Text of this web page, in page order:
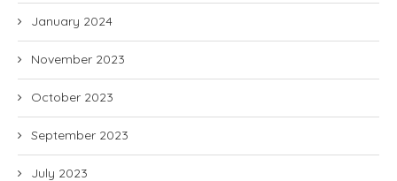
January 2024
November 2023
October 2023
September 2023
July 2023